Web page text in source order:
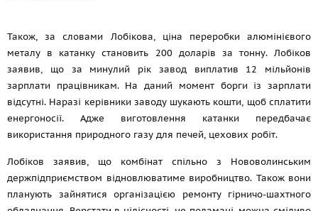
Також, за словами Лобікова, ціна переробки алюмінієвого
металу в катанку становить 200 доларів за тонну. Лобіков
заявив, що за минулий рік завод виплатив 12 мільйонів
зарплати працівникам. На даний момент борги із зарплати
відсутні. Наразі керівники заводу шукають кошти, щоб сплатити
енергоносії. Адже виготовлення катанки передбачає
використання природного газу для печей, цехових робіт.
Лобіков заявив, що комбінат спільно з Нововолинським
держпідприємством відновлюватиме виробництво. Також вони
планують зайнятися організацією ремонту гірничо-шахтного